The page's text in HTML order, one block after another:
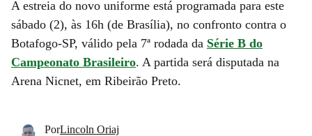
A estreia do novo uniforme está programada para este
sábado (2), às 16h (de Brasília), no confronto contra o
Botafogo-SP, válido pela 7ª rodada da Série B do
Campeonato Brasileiro. A partida será disputada na
Arena Nicnet, em Ribeirão Preto.
PorLincoln Oriaj